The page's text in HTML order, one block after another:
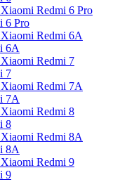
6 Pro
6A
7
7A
8
8A
9